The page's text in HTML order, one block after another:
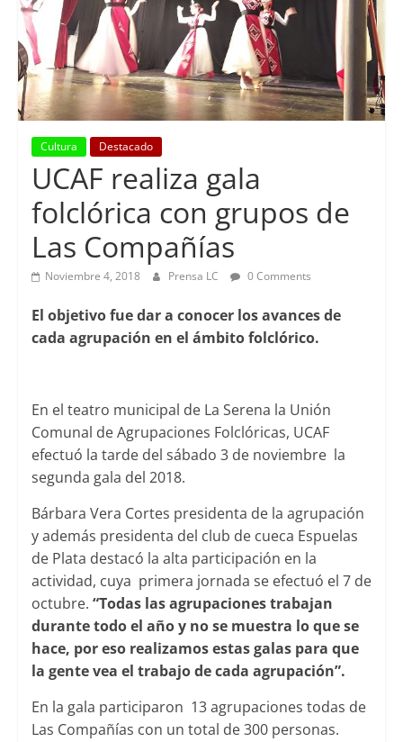
Cultura Destacado
UCAF realiza gala
folclórica con grupos de
Las Compañías
Noviembre 4, 2018 Prensa LC 0 Comments
El objetivo fue dar a conocer los avances de
cada agrupación en el ámbito folclórico.
En el teatro municipal de La Serena la Unión
Comunal de Agrupaciones Folclóricas, UCAF
efectuó la tarde del sábado 3 de noviembre la
segunda gala del 2018.
Bárbara Vera Cortes presidenta de la agrupación
y además presidenta del club de cueca Espuelas
de Plata destacó la alta participación en la
actividad, cuya primera jornada se efectuó el 7 de
octubre. “Todas las agrupaciones trabajan
durante todo el año y no se muestra lo que se
hace, por eso realizamos estas galas para que
la gente vea el trabajo de cada agrupación”.
En la gala participaron 13 agrupaciones todas de
Las Compañías con un total de 300 personas.